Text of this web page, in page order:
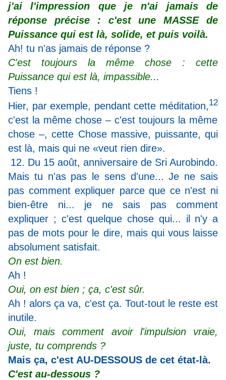
j'ai l'impression que je n'ai jamais de
réponse précise : c'est une MASSE de
Puissance qui est là, solide, et puis voilà.
Ah! tu n'as jamais de réponse ?
C'est toujours la même chose : cette
Puissance qui est là, impassible...
Tiens !
Hier, par exemple, pendant cette méditation,12
c'est la même chose – c'est toujours la même
chose –, cette Chose massive, puissante, qui
est là, mais qui ne «veut rien dire».
12. Du 15 août, anniversaire de Sri Aurobindo.
Mais tu n'as pas le sens d'une... Je ne sais
pas comment expliquer parce que ce n'est ni
bien-être ni... je ne sais pas comment
expliquer ; c'est quelque chose qui... il n'y a
pas de mots pour le dire, mais qui vous laisse
absolument satisfait.
On est bien.
Ah !
Oui, on est bien ; ça, c'est sûr.
Ah ! alors ça va, c'est ça. Tout-tout le reste est
inutile.
Oui, mais comment avoir l'impulsion vraie,
juste, tu comprends ?
Mais ça, c'est AU-DESSOUS de cet état-là.
C'est au-dessous ?